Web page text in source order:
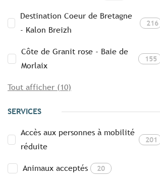
Destination Coeur de Bretagne
- Kalon Breizh
216
Côte de Granit rose - Baie de
Morlaix
155
Tout afficher (10)
SERVICES
Accès aux personnes à mobilité
réduite
201
Animaux acceptés 20